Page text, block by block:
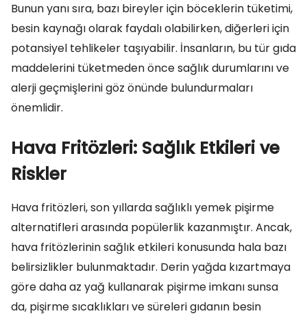
Bunun yanı sıra, bazı bireyler için böceklerin tüketimi,
besin kaynağı olarak faydalı olabilirken, diğerleri için
potansiyel tehlikeler taşıyabilir. İnsanların, bu tür gıda
maddelerini tüketmeden önce sağlık durumlarını ve
alerji geçmişlerini göz önünde bulundurmaları
önemlidir.
Hava Fritözleri: Sağlık Etkileri ve
Riskler
Hava fritözleri, son yıllarda sağlıklı yemek pişirme
alternatifleri arasında popülerlik kazanmıştır. Ancak,
hava fritözlerinin sağlık etkileri konusunda hala bazı
belirsizlikler bulunmaktadır. Derin yağda kızartmaya
göre daha az yağ kullanarak pişirme imkanı sunsa
da, pişirme sıcaklıkları ve süreleri gıdanın besin